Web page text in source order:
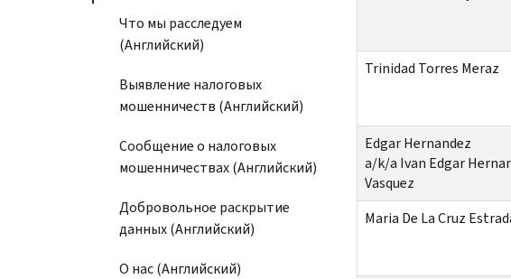
Что мы расследуем
(Английский)
Выявление налоговых
мошенничеств (Английский)
Сообщение о налоговых
мошенничествах (Английский)
Добровольное раскрытие
данных (Английский)
О нас (Английский)
Trinidad Torres Meraz
Edgar Hernandez
a/k/a Ivan Edgar
Vasquez
Maria De La Cruz